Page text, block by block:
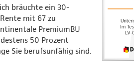
bräuchte ein 30-
mit 67 zu
PremiumBU
50 Prozent
Sie berufsunfähig sind.